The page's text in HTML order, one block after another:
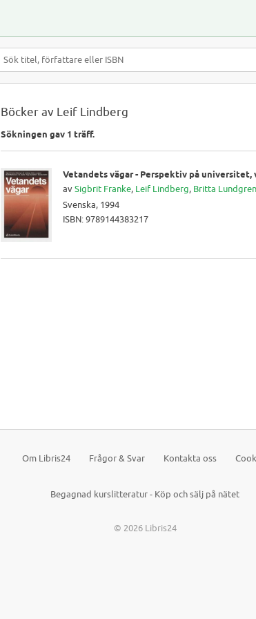
Böcker av Leif Lindberg
Sökningen gav 1 träff.
Vetandets vägar - Perspektiv på
avSigbrit Franke, Leif Lindberg, Britta Lundgren
Svenska, 1994
ISBN: 9789144383217
Om Libris24 Frågor & Svar Kontakta oss
Begagnad kurslitteratur - Köp och sälj på nätet
© 2026 Libris24